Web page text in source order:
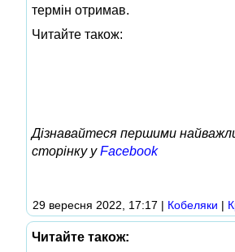
термін отримав.
Читайте також:
Дізнавайтеся першими
сторінку уFacebook
29 вересня 2022, 17:17 | Кобеляки |
Читайте також: